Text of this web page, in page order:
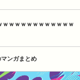
ｗｗｗｗｗｗｗｗｗｗｗｗ
ンガまとめ